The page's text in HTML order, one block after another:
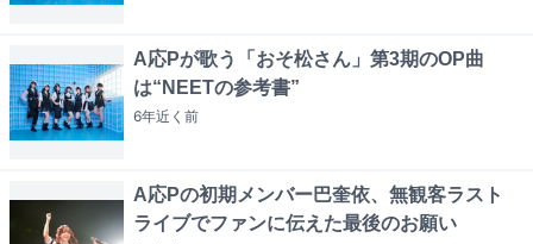
A応Pが歌う「おそ松さん」第3期のOP曲
は“NEETの参考書”
6年近く 前
A応Pの初期メンバー巴奎依、無観客ラスト
ライブでファンに伝えた最後のお願い